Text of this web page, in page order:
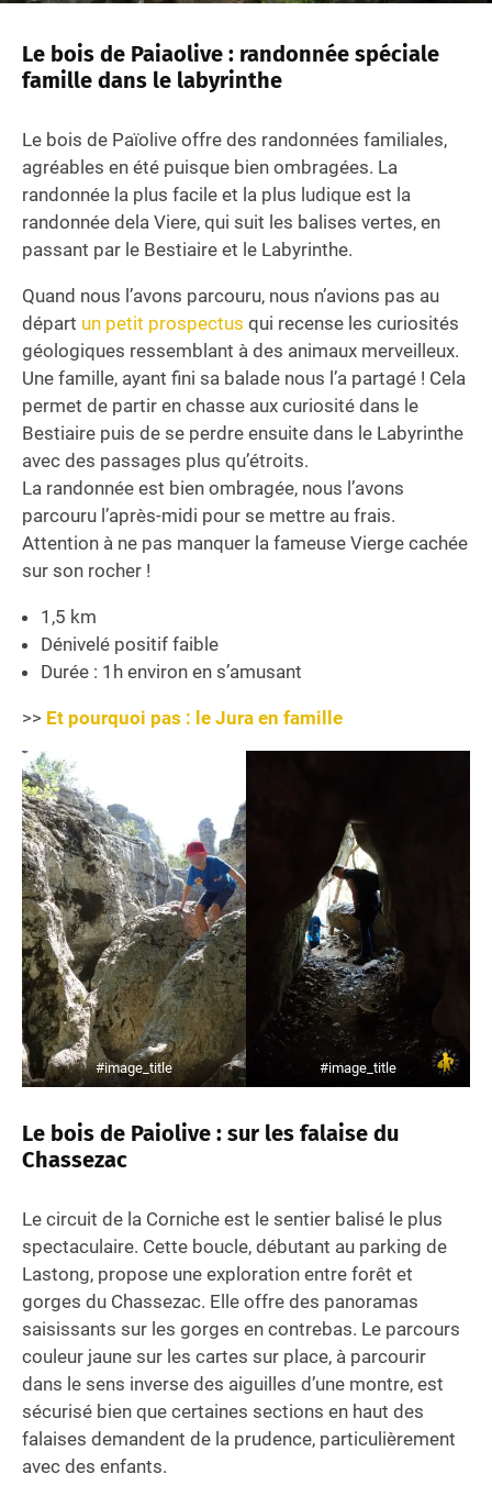
Le bois de Paiaolive : randonnée spéciale
famille dans le labyrinthe
Le bois de Païolive offre des randonnées familiales,
agréables en été puisque bien ombragées. La
randonnée la plus facile et la plus ludique est la
randonnée dela Viere, qui suit les balises vertes, en
passant par le Bestiaire et le Labyrinthe.
Quand nous l’avons parcouru, nous n’avions pas au
départ un petit prospectus qui recense les curiosités
géologiques ressemblant à des animaux merveilleux.
Une famille, ayant fini sa balade nous l’a partagé ! Cela
permet de partir en chasse aux curiosité dans le
Bestiaire puis de se perdre ensuite dans le Labyrinthe
avec des passages plus qu’étroits.
La randonnée est bien ombragée, nous l’avons
parcouru l’après-midi pour se mettre au frais.
Attention à ne pas manquer la fameuse Vierge cachée
sur son rocher !
1,5 km
Dénivelé positif faible
Durée : 1h environ en s’amusant
>> Et pourquoi pas : le Jura en famille
#image_title #image_title
Le bois de Paiolive : sur les falaise du
Chassezac
Le circuit de la Corniche est le sentier balisé le plus
spectaculaire. Cette boucle, débutant au parking de
Lastong, propose une exploration entre forêt et
gorges du Chassezac. Elle offre des panoramas
saisissants sur les gorges en contrebas. Le parcours
couleur jaune sur les cartes sur place, à parcourir
dans le sens inverse des aiguilles d’une montre, est
sécurisé bien que certaines sections en haut des
falaises demandent de la prudence, particulièrement
avec des enfants.